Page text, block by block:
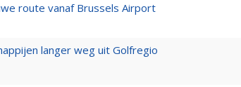
route vanaf Brussels Airport
langer weg uit Golfregio